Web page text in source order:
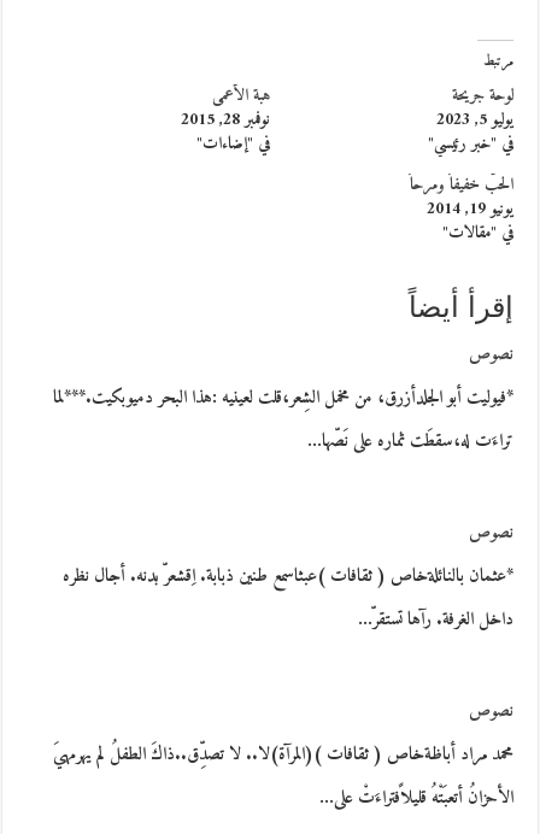
مرتبط
لوحة جريحة
يوليو 5, 2023
في "خبر رئيسي"
هبة الأعمى
نوفمبر 28, 2015
في "إضاءات"
الحبُّ خفيفاً ومرحاً
يونيو 19, 2014
في "مقالات"
إقرأ أيضاً
نصوص
*فيوليت أبو الجلدأزرق، من مخمل الشِعر،قلت لعينيه :هذا البحر دميوبكيت.***لما
تراءَت له،سقطَت ثماره على نَصّها…
نصوص
*عثمان بالنائلةخاص ( ثقافات )عبثاسمع طنين ذبابة. اِقشعرّ بدنه. أجال نظره
داخل الغرفة. رآها تستقرّ…
نصوص
محمد مراد أباظةخاص ( ثقافات )(المرآة)لا.. لا تصدِّق..ذاكَ الطفلُ لم يهرمهيَ
الأحزانُ أتعبَتْهُ قليلاًفتراءَتْ على…